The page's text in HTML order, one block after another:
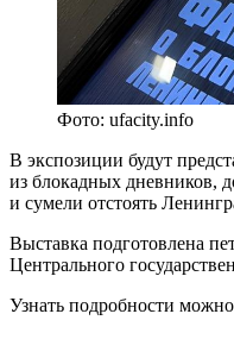
Фото: ufacity.info
В экспозиции будут
из блокадных дневников,
и сумели отстоять
Выставка подготовлена
Центрального
Узнать подробности